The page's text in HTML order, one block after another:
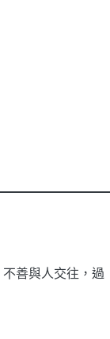
善與人交往，過